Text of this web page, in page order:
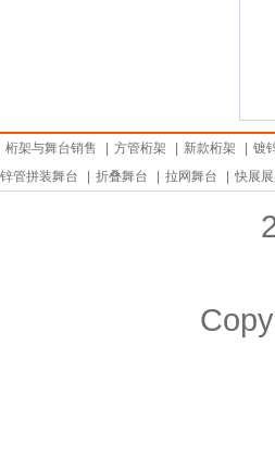
桁架与舞台销售 方管桁架 新款桁架 镀
锌管拼装舞台
折叠舞台 拉网舞台 快展